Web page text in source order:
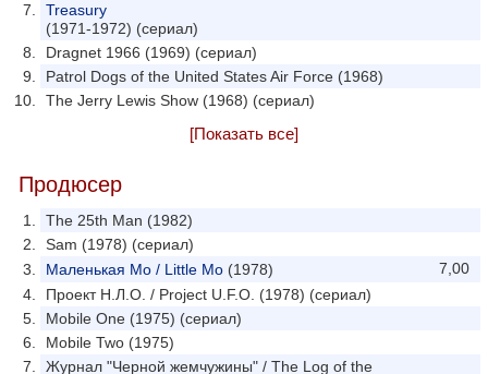
Treasury
(1971-1972) (сериал)
Dragnet 1966 (1969) (сериал)
Patrol Dogs of the United States Air Force (1968)
The Jerry Lewis Show (1968) (сериал)
[Показать все]
Продюсер
The 25th Man (1982)
Sam (1978) (сериал)
7,00
Маленькая Мо / Little Mo (1978)
Проект Н.Л.О. / Project U.F.O. (1978) (сериал)
Mobile One (1975) (сериал)
Mobile Two (1975)
Журнал "Черной жемчужины" / The Log of the